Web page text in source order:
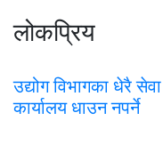
लोकप्रिय
उद्योग विभागका धेरै
कार्यालय धाउन नपर्ने